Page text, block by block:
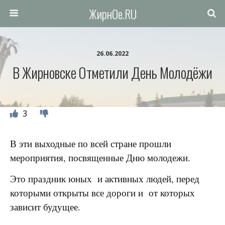
ЖирнОе.RU
26.06.2022
В Жирновске Отметили День Молодёжи
3
В эти выходные по всей стране прошли
мероприятия, посвященные Дню молодежи.
Это праздник юных и активных людей, перед
которыми открыты все дороги и от которых
зависит будущее.